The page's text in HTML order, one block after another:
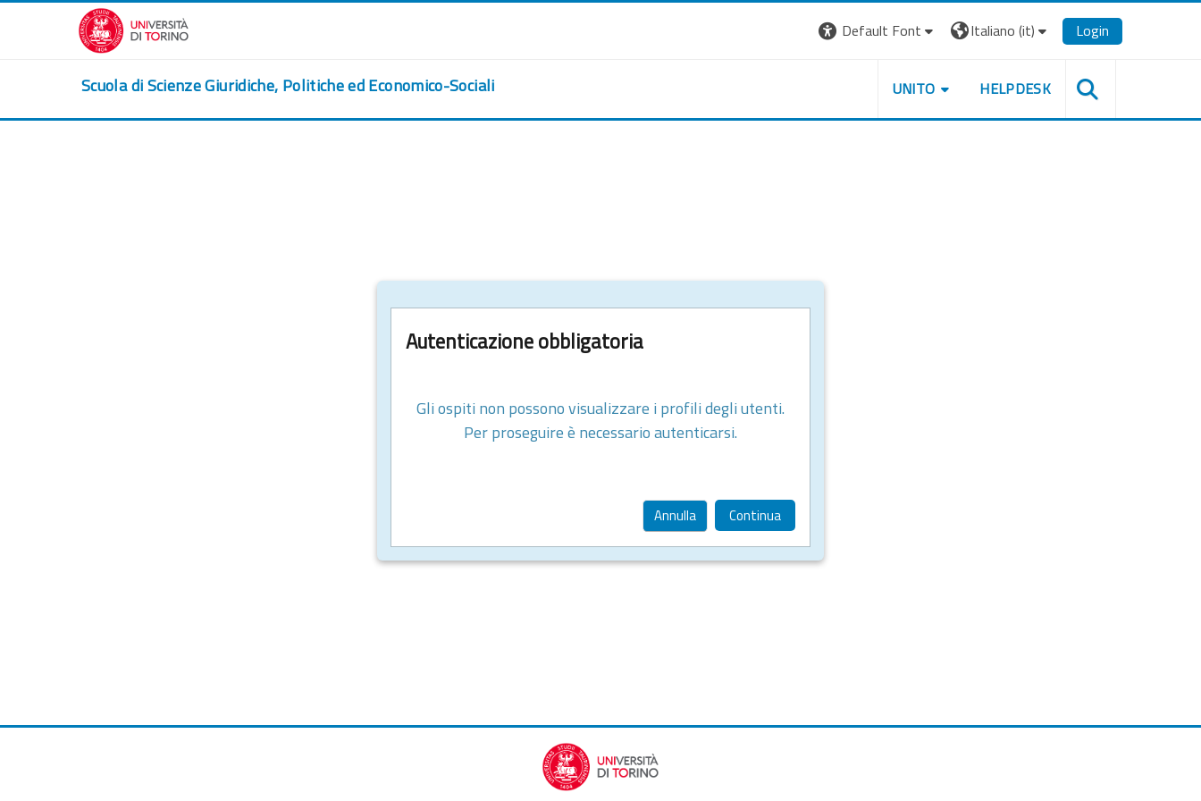
Vai al contenuto principale
Default Font
Italiano ‎(it)‎ Login
Scuola di Scienze Giuridiche, Politiche ed Economico-Sociali UNITO HELPDESK
Autenticazione obbligatoria
Gli ospiti non possono visualizzare i profili degli utenti.
Per proseguire è necessario autenticarsi.
Annulla Continua